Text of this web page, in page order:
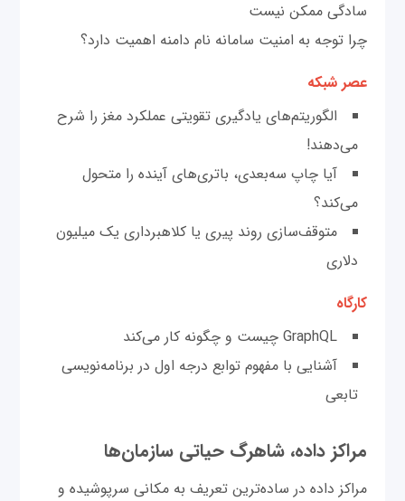
سادگی ممکن نیست
چرا توجه به امنیت سامانه نام دامنه اهمیت دارد؟
عصر شبکه
الگوریتم‌های یادگیری تقویتی عملکرد مغز را شرح
می‌دهند!
آیا چاپ سه‌بعدی، باتری‌های آینده را متحول
می‌کند؟
متوقف‌سازی روند پیری یا کلاهبرداری یک میلیون
دلاری
کارگاه
GraphQL چیست و چگونه کار می‌کند
آشنایی با مفهوم توابع درجه اول در برنامه‌نویسی
تابعی
مراکز داده، شاهرگ حیاتی سازمان‌ها
مراکز داده در ساده‌ترین تعریف به مکانی سرپوشیده و